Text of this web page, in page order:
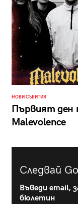
НОВИ СЪБИТИЯ
Първият ден
Malevolence
Следвай
Въведи email,
бюлетин